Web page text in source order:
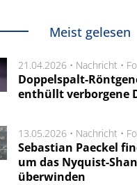
Meist gelesen
21.04.2026 • Nachricht •
Doppelspalt-
enthüllt verborgene
13.05.2026 • Nachricht •
Sebastian Paeckel
um das Nyquist-
überwinden